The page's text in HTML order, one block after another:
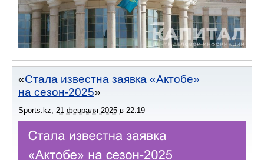
Стала известна заявка «Актобе»
на сезон-2025
Sports.kz 21 февраля 2025 в 22:19